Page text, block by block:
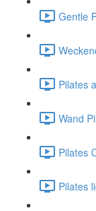
Gentle
Pilates
Wand
Pilates
Pilates